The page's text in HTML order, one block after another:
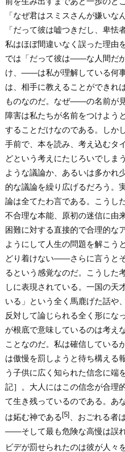
「なぜ君はスミスさんが嫌いな
「だって彼は嘘つきだし、卑
私はほぼ間違いなく誤った理由
では「だって彼は――な人間だ
け、――は私が理解している何
は、相手に教えることができれ
ものなのだ。なぜ――の名前が
障害は私たちが名前をつけよう
することだけなのである。しか
手前で、本を読み、考え込むタ
どという考えにたじろいでしま
ような議論か、あるいは多かれ
的な議論を繰り広げるだろう。
論は全てたわ言である。こうし
不合理な本能、原初の迷信に由
困難に対する直接的で合理的な
ようにして人生の問題を解こう
どり着けない――さらに言うと
るという感覚なのだ。こうした
しに表現されている。一国の天
いる」という全く馬鹿げた話や
反対して論じられる全く形にな
が根底で意味しているのは考え
ことなのだ。私は確信している
は傲慢を罰しようと待ち構える
う子供に広く知られた信念に端
記］。大人にはこの信念が合理
て生き残っているのである。あ
は妬む神である [5]
、おごれる者
――そして最も危険な高慢は誤
ビデが罰せられたのは彼が人々